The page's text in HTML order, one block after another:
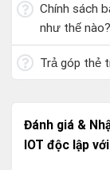
Chính sách
như thế nào?
Trả góp thẻ
Đánh giá &
IOT độc lập